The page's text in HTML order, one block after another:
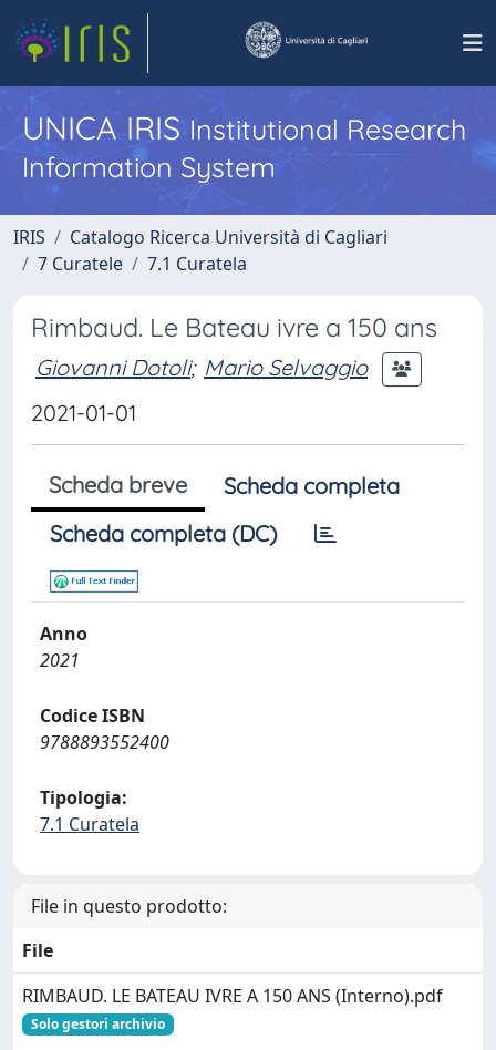
UNICA IRISInstitutional Research
Information System
IRIS
Catalogo Ricerca Università di Cagliari
7 Curatele
7.1 Curatela
Rimbaud. Le Bateau ivre a 150 ans
Giovanni Dotoli; Mario Selvaggio
2021-01-01
Scheda breve
Scheda completa
Scheda completa (DC)
Anno
2021
Codice ISBN
9788893552400
Tipologia:
7.1 Curatela
File in questo prodotto:
File
RIMBAUD. LE BATEAU IVRE A 150 ANS (Interno).pdf
Solo gestori archivio